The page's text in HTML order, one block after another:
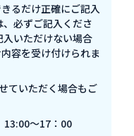
るだけ正確にご記入
必ずご記入くださ
いただけない場合
容を受け付けられま
ていただく場合もご
13:00～17：00